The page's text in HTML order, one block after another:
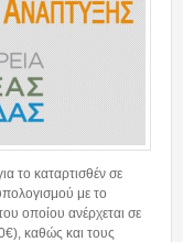
το καταρτισθέν σε
με το
οποίου ανέρχεται σε
καθώς και τους